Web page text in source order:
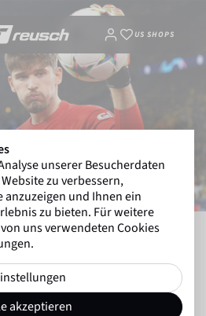
US SHOPS
DIE NUMMER EINS DES BVB,
unserer Besucherdaten
zu verbessern,
und Ihnen ein
zu bieten. Für weitere
uns verwendeten Cookies
akzeptieren